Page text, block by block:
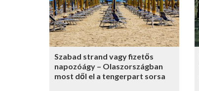
Szabad strand vagy fizetős
napozóágy – Olaszországban
most dől el a tengerpart sorsa